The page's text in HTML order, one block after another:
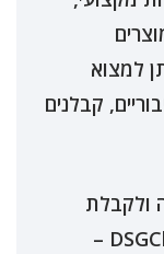
למצוא
קבלנים
ולקבלת
הצעת מחיר מותאמת, פנו ל-DSGCharge –